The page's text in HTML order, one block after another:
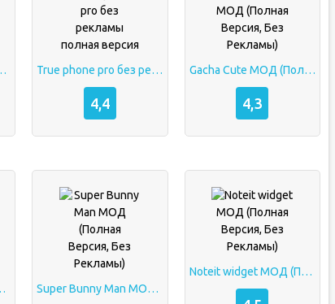
Без Рекламы) True phone pro без рекламы полная версия
4,4
Gacha Cute МОД (Полная Версия, Без Рекламы)
4,3
Без Рекламы) Super Bunny Man МОД (Полная Версия, Без Рекламы)
Noteit widget МОД (Полная Версия, Без Рекламы)